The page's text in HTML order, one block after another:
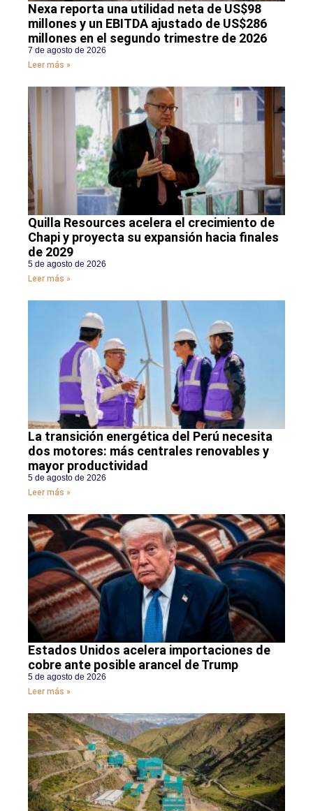
Nexa reporta una utilidad neta de US$98
millones y un EBITDA ajustado de US$286
millones en el segundo trimestre de 2026
7 de agosto de 2026
Leer más »
Quilla Resources acelera el crecimiento de
Chapi y proyecta su expansión hacia finales
de 2029
5 de agosto de 2026
Leer más »
La transición energética del Perú necesita
dos motores: más centrales renovables y
mayor productividad
5 de agosto de 2026
Leer más »
Estados Unidos acelera importaciones de
cobre ante posible arancel de Trump
5 de agosto de 2026
Leer más »